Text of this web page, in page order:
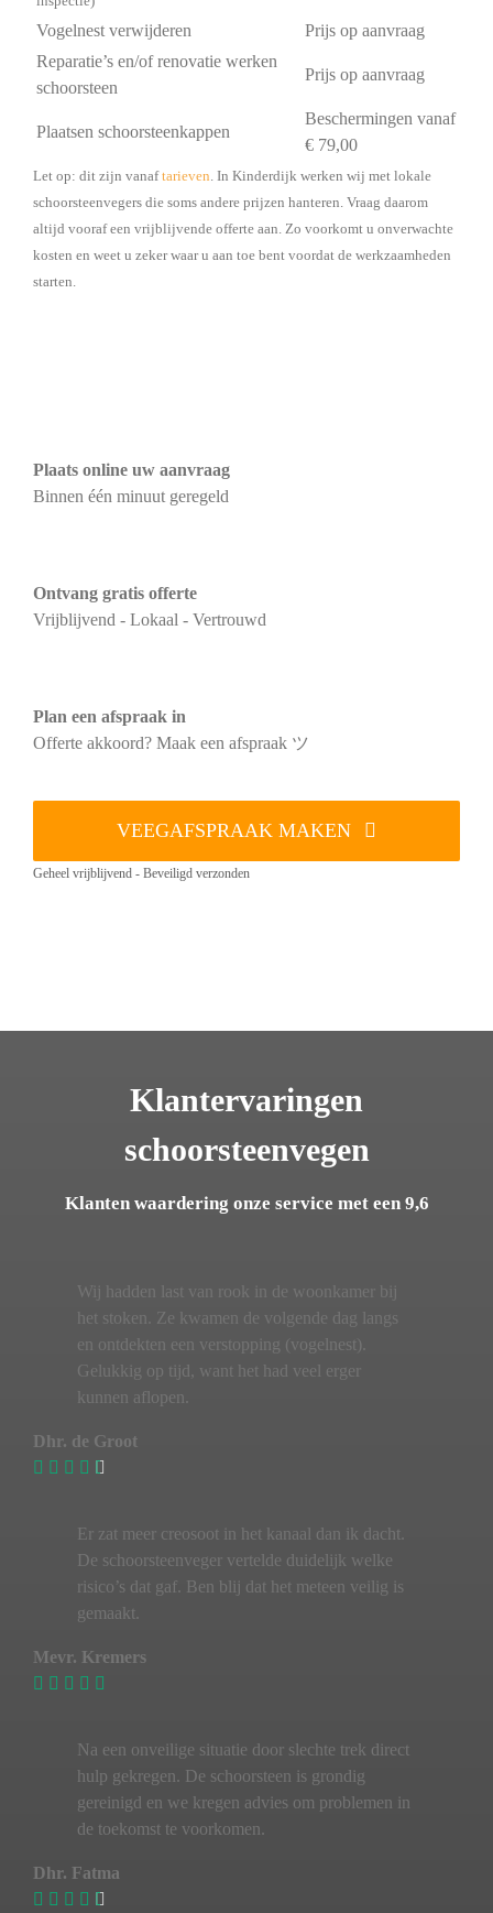
Vogelnest verwijderen
Prijs op aanvraag
Reparatie’s en/of renovatie werken
schoorsteen
Prijs op aanvraag
Plaatsen schoorsteenkappen
Beschermingen vanaf
€ 79,00
Let op: dit zijn vanaftarieven . In Kinderdijk werken wij met lokale
schoorsteenvegers die soms andere prijzen hanteren. Vraag daarom
altijd vooraf een vrijblijvende offerte aan. Zo voorkomt u onverwachte
kosten en weet u zeker waar u aan toe bent voordat de werkzaamheden
starten.
Plaats online uw aanvraag
Binnen één minuut geregeld
Ontvang gratis offerte
Vrijblijvend - Lokaal - Vertrouwd
Plan een afspraak in
Offerte akkoord? Maak een afspraak ツ
VEEGAFSPRAAK MAKEN
Geheel vrijblijvend - Beveiligd verzonden
Klantervaringen
schoorsteenvegen
Klanten waardering onze service met een 9,6
Wij hadden last van rook in de woonkamer bij
het stoken. Ze kwamen de volgende dag langs
en ontdekten een verstopping (vogelnest).
Gelukkig op tijd, want het had veel erger
kunnen aflopen.
Dhr. de Groot
Er zat meer creosoot in het kanaal dan ik dacht.
De schoorsteenveger vertelde duidelijk welke
risico’s dat gaf. Ben blij dat het meteen veilig is
gemaakt.
Mevr. Kremers
Na een onveilige situatie door slechte trek direct
hulp gekregen. De schoorsteen is grondig
gereinigd en we kregen advies om problemen in
de toekomst te voorkomen.
Dhr. Fatma